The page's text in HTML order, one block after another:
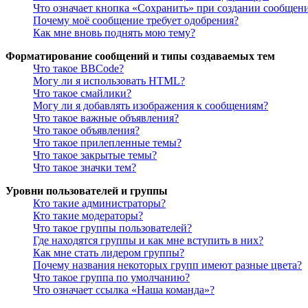
Что означает кнопка «Сохранить» при создании
Почему моё сообщение требует одобрения?
Как мне вновь поднять мою тему?
Форматирование сообщений и типы создаваемых тем
Что такое BBCode?
Могу ли я использовать HTML?
Что такое смайлики?
Могу ли я добавлять изображения к сообщениям?
Что такое важные объявления?
Что такое объявления?
Что такое прилепленные темы?
Что такое закрытые темы?
Что такое значки тем?
Уровни пользователей и группы
Кто такие администраторы?
Кто такие модераторы?
Что такое группы пользователей?
Где находятся группы и как мне вступить в них?
Как мне стать лидером группы?
Почему названия некоторых групп имеют разные цвета?
Что такое группа по умолчанию?
Что означает ссылка «Наша команда»?